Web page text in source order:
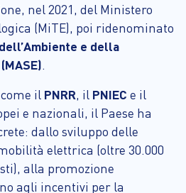
nel 2021, del Ministero
(MiTE), poi ridenominato
e della
.
il PNRR, il PNIEC e il
e nazionali, il Paese ha
dallo sviluppo delle
elettrica (oltre 30.000
alla promozione
agli incentivi per la